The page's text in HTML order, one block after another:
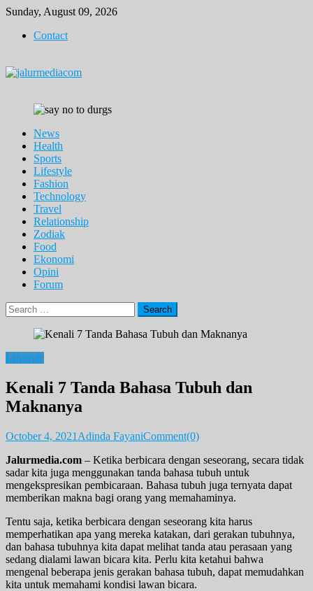
Skip
content
Sunday, August 09, 2026
Contact
News
Health
Sports
Lifestyle
Fashion
Technology
Travel
Relationship
Zodiak
Food
Ekonomi
Opini
Forum
Search
for:
Lifestyle
Kenali 7 Tanda Bahasa Tubuh dan
Maknanya
October 4, 2021 Adinda FayaniComment(0)
Jalurmedia.com – Ketika berbicara dengan seseorang, secara tidak
sadar kita juga menggunakan tanda bahasa tubuh untuk
mengekspresikan pembicaraan. Bahasa tubuh juga ternyata dapat
memberikan makna bagi orang yang memahaminya.
Tentu saja, ketika berbicara dengan seseorang kita harus
memperhatikan apa yang mereka katakan, dari gerakan tubuhnya,
dan bahasa tubuhnya kita dapat melihat tanda atau perasaan yang
sedang dialami lawan bicara kita. Perlu kita ketahui bahwa
mengenal beberapa jenis gerakan bahasa tubuh, dapat memudahkan
kita untuk memahami kondisi lawan bicara.